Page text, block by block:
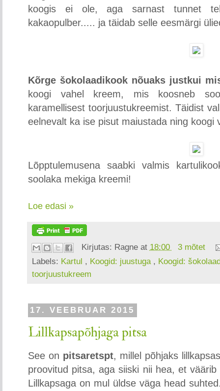
koogis ei ole, aga sarnast tunnet
kakaopulber..... ja täidab selle eesmärgi
Kõrge šokolaadikook nõuaks justkui
koogi vahel kreem, mis koosneb
karamellisest toorjuustukreemist. Täidist
eelnevalt ka ise pisut maiustada ning
Lõpptulemusena saabki valmis
soolaka mekiga kreemi!
Loe edasi »
Kirjutas: Ragne at 18:00
3 mõtet
Labels: Kartul , Koogid: juustuga , Koogid:
toorjuustukreem
17. VEEBRUAR 2015
Lillkapsapõhjaga pitsa
See on pitsaretspt, millel põhjaks
proovitud pitsa, aga siiski nii hea, et
Lillkapsaga on mul üldse väga head